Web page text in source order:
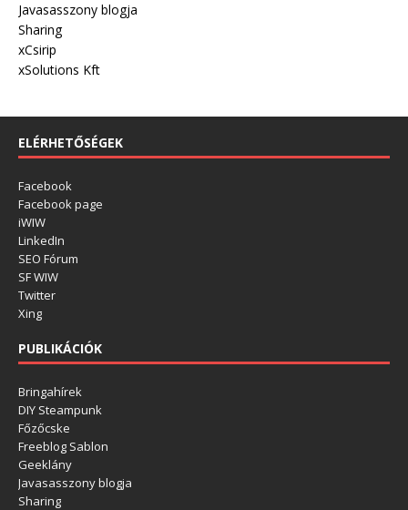
Javasasszony blogja
Sharing
xCsirip
xSolutions Kft
ELÉRHETŐSÉGEK
Facebook
Facebook page
iWIW
LinkedIn
SEO Fórum
SF WIW
Twitter
Xing
PUBLIKÁCIÓK
Bringahírek
DIY Steampunk
Főzőcske
Freeblog Sablon
Geeklány
Javasasszony blogja
Sharing